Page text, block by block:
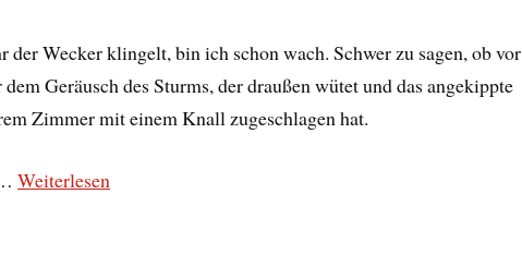
der Wecker klingelt, bin ich schon wach. Schwer zu sagen, ob vor
Geräusch des Sturms, der draußen wütet und das angekippte
Zimmer mit einem Knall zugeschlagen hat.
…Weiterlesen